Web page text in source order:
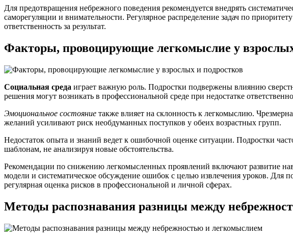
Для предотвращения небрежного поведения рекомендуется внедрять
саморегуляции и внимательности. Регулярное распределение задач по
ответственность за результат.
Факторы, провоцирующие легкомыслие у
Социальная среда играет важную роль. Подростки подвержены влиянию
решения могут возникать в профессиональной среде при недостатке
Эмоциональное состояние также влияет на склонность к легкомыслию.
желаний усиливают риск необдуманных поступков у обеих возрастных групп.
Недостаток опыта и знаний ведет к ошибочной оценке ситуации. Подростки
шаблонам, не анализируя новые обстоятельства.
Рекомендации по снижению легкомысленных проявлений включают развитие
модели и систематическое обсуждение ошибок с целью извлечения уроков. Для
регулярная оценка рисков в профессиональной и личной сферах.
Методы распознавания разницы между